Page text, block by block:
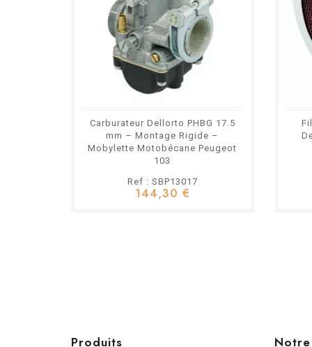
Carburateur Dellorto PHBG 17.5
mm – Montage Rigide –
Mobylette Motobécane Peugeot
103
Ref : SBP13017
144,30 €
Produits